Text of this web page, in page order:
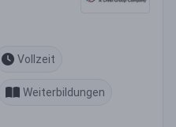
Vollzeit
Weiterbildungen